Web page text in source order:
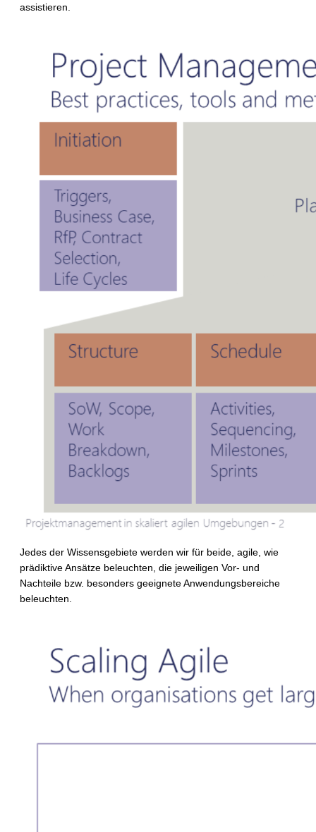
assistieren.
Jedes der Wissensgebiete werden wir für beide, agile, wie
prädiktive Ansätze beleuchten, die jeweiligen Vor- und
Nachteile bzw. besonders geeignete Anwendungsbereiche
beleuchten.